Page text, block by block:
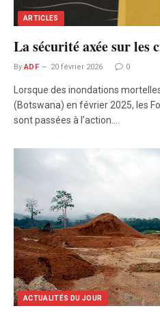
ARTICLES
La sécurité axée sur les
By ADF 20 février 2026 0
Lorsque des inondations
(Botswana) en février 2025, les
sont passées à l’action.…
ACTUALITÉS DU JOUR